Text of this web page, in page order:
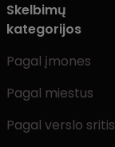
Skelbimų
kategorijos
Pagal įmones
Pagal miestus
Pagal verslo sritis